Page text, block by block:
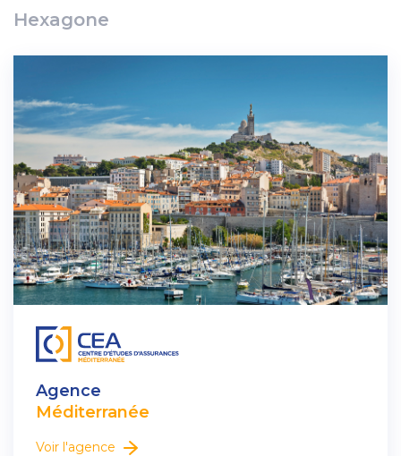
Hexagone
Agence
Méditerranée
Voir l'agence